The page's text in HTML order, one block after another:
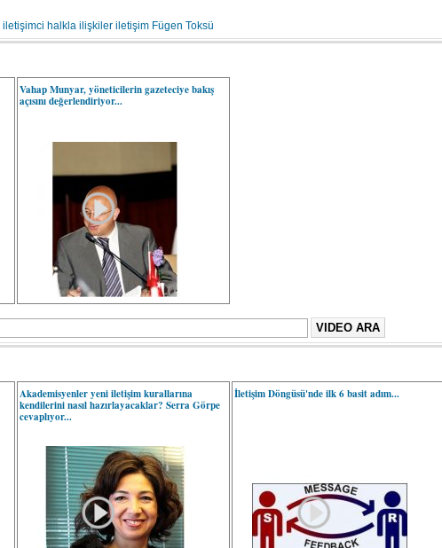
iletişimci halkla ilişkiler iletişim Fügen Toksü
Vahap Munyar, yöneticilerin gazeteciye bakış
açısını değerlendiriyor...
Akademisyenler yeni iletişim kurallarına
kendilerini nasıl hazırlayacaklar? Serra Görpe
cevaplıyor...
İletişim Döngüsü'nde ilk 6 basit adım...